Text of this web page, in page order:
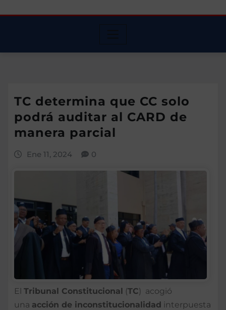
TC determina que CC solo
podrá auditar al CARD de
manera parcial
Ene 11, 2024 0
El Tribunal Constitucional (TC) acogió
una acción de inconstitucionalidad interpuesta